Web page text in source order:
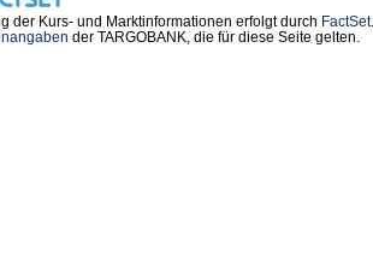
der Kurs- und Marktinformationen erfolgt durch FactSet.
der TARGOBANK, die für diese Seite gelten.